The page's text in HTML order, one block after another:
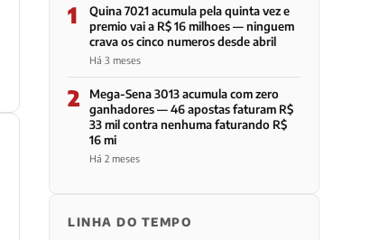
1
Quina 7021 acumula pela quinta vez e
premio vai a R$ 16 milhoes — ninguem
crava os cinco numeros desde abril
Há 3 meses
2
Mega-Sena 3013 acumula com zero
ganhadores — 46 apostas faturam R$
33 mil contra nenhuma faturando R$
16 mi
Há 2 meses
LINHA DO TEMPO